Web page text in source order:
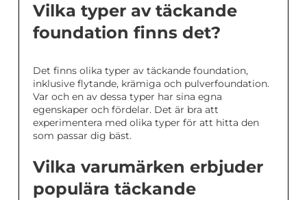
Vilka typer av täckande
foundation finns det?
Det finns olika typer av täckande foundation,
inklusive flytande, krämiga och pulverfoundation.
Var och en av dessa typer har sina egna
egenskaper och fördelar. Det är bra att
experimentera med olika typer för att hitta den
som passar dig bäst.
Vilka varumärken erbjuder
populära täckande